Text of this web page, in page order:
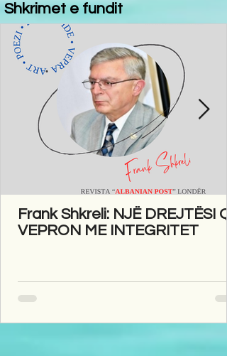
Shkrimet e fundit
Frank Shkreli: NJË DREJTËSI
VEPRON ME INTEGRITET